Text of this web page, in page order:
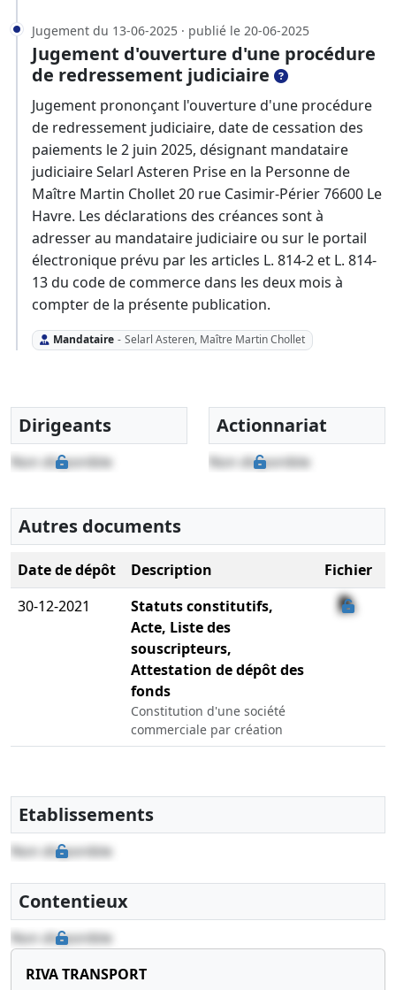
Jugement du 13-06-2025 · publié le 20-06-2025
Jugement d'ouverture d'une procédure
de redressement judiciaire
Jugement prononçant l'ouverture d'une procédure
de redressement judiciaire, date de cessation des
paiements le 2 juin 2025, désignant mandataire
judiciaire Selarl Asteren Prise en la Personne de
Maître Martin Chollet 20 rue Casimir-Périer 76600 Le
Havre. Les déclarations des créances sont à
adresser au mandataire judiciaire ou sur le portail
électronique prévu par les articles L. 814-2 et L. 814-
13 du code de commerce dans les deux mois à
compter de la présente publication.
Mandataire - Selarl Asteren, Maître Martin Chollet
Dirigeants
Non disponible
Actionnariat
Non disponible
Autres documents
Date de dépôt Description
Fichier
30-12-2021
Statuts constitutifs,
Acte, Liste des
souscripteurs,
Attestation de dépôt des
fonds
Constitution d'une société
commerciale par création
Etablissements
Non disponible
Contentieux
Non disponible
RIVA TRANSPORT